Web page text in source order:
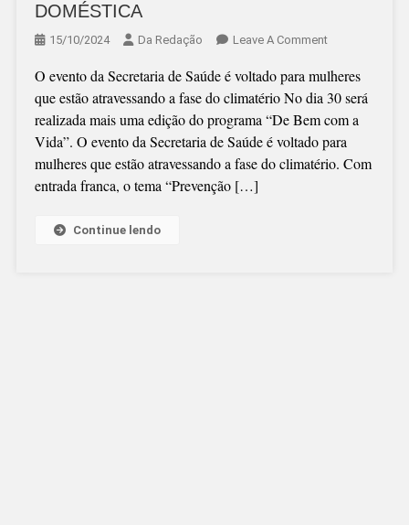
DOMÉSTICA
15/10/2024 Da Redação Leave A CommentOn
BEM
COM
A
VIDA”
VAI
O evento da Secretaria de Saúde é voltado para mulheres
que estão atravessando a fase do climatério No dia 30 será
realizada mais uma edição do programa “De Bem com a
Vida”. O evento da Secretaria de Saúde é voltado para
mulheres que estão atravessando a fase do climatério. Com
entrada franca, o tema “Prevenção […]
Continue lendo